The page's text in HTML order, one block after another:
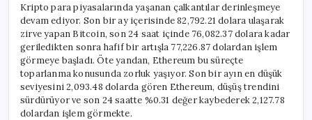
Ethereum
Zor
Durumda
için
Kripto para piyasalarında yaşanan çalkantılar derinleşmeye
devam ediyor. Son bir ay içerisinde 82,792.21 dolara ulaşarak
zirve yapan Bitcoin, son 24 saat içinde 76,082.37 dolara kadar
geriledikten sonra hafif bir artışla 77,226.87 dolardan işlem
görmeye başladı. Öte yandan, Ethereum bu süreçte
toparlanma konusunda zorluk yaşıyor. Son bir ayın en düşük
seviyesini 2,093.48 dolarda gören Ethereum, düşüş trendini
sürdürüyor ve son 24 saatte %0.31 değer kaybederek 2,127.78
dolardan işlem görmekte.